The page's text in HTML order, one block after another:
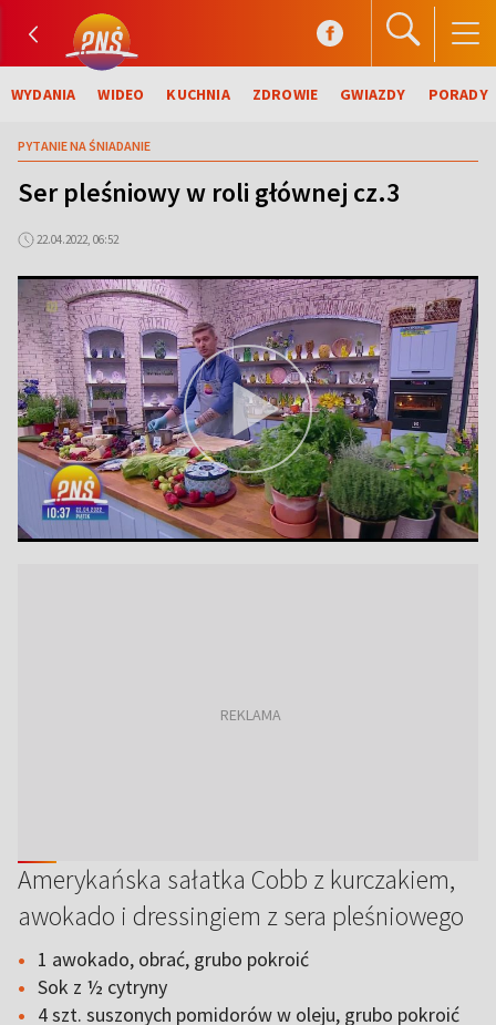
WYDANIA WIDEO KUCHNIA ZDROWIE GWIAZDY PORADY
PYTANIE NA ŚNIADANIE
Ser pleśniowy w roli głównej cz.3
22.04.2022, 06:52
Amerykańska sałatka Cobb z kurczakiem,
awokado i dressingiem z sera pleśniowego
1 awokado, obrać, grubo pokroić
Sok z ½ cytryny
4 szt. suszonych pomidorów w oleju, grubo pokroić